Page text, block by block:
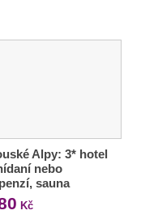
Alpy: 3* hotel
nebo
sauna
Kč